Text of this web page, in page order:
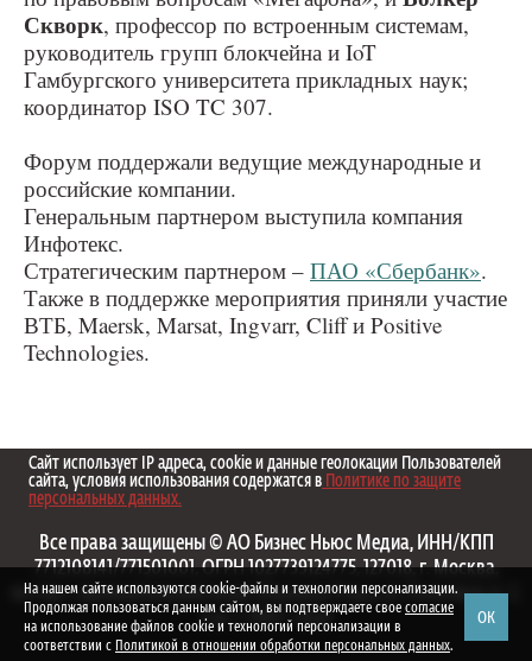
Скворк, профессор по встроенным системам,
руководитель групп блокчейна и IoT
Гамбургского университета прикладных наук;
координатор ISO TC 307.
Форум поддержали ведущие международные и
российские компании.
Генеральным партнером выступила компания
Инфотекс.
Стратегическим партнером – ПАО «Сбербанк».
Также в поддержке мероприятия приняли участие
ВТБ, Maersk, Marsat, Ingvarr, Cliff и Positive
Technologies.
Сайт использует IP адреса, cookie и данные геолокации Пользователей
сайта, условия использования содержатся в Политике по защите
персональных данных.
Все права защищены © АО Бизнес Ньюс Медиа, ИНН/КПП
7712108141/771501001, ОГРН 1027739124775, 127018, г. Москва,
вн.тер.г. муниципальный округ Марьина Роща, ул. Полковая, д. 3,
стр. 1. 1999—2026
На нашем сайте используются cookie-файлы и технологии персонализации.
Продолжая пользоваться данным сайтом, вы подтверждаете свое согласие
на использование файлов cookie и технологий персонализации в
соответствии с Политикой в отношении обработки персональных данных.
ОК